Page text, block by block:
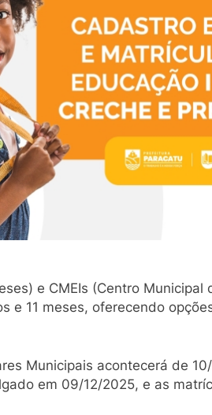
e CMEIs (Centro Municipal
e 11 meses, oferecendo
Municipais acontecerá de
em 09/12/2025, e as